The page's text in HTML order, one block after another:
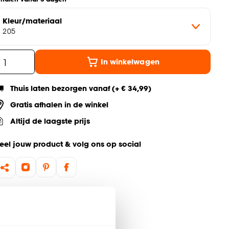
Kleur/materiaal
205
In winkelwagen
Thuis laten bezorgen vanaf (+ € 34,99)
Gratis afhalen in de winkel
Altijd de laagste prijs
jouw product & volg ons op social